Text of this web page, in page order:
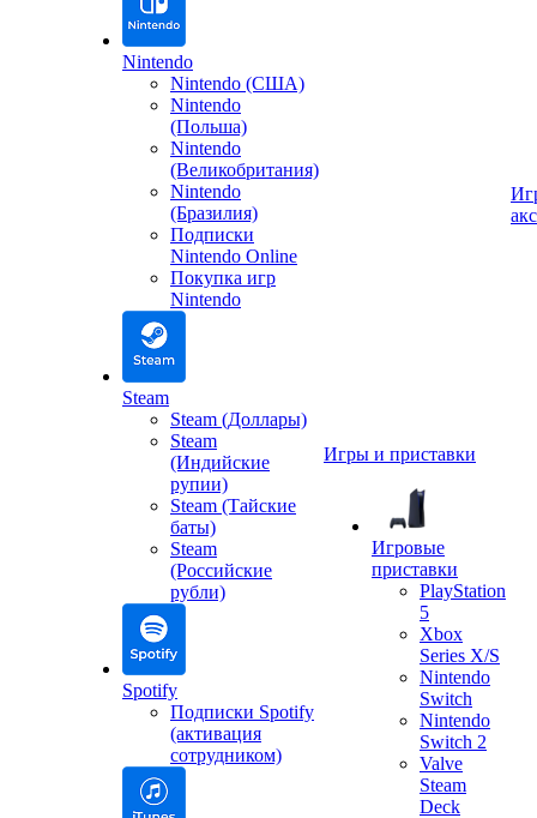
Nintendo
Nintendo (США)
Nintendo
(Польша)
Nintendo
(Великобритания)
Nintendo
(Бразилия)
Подписки
Nintendo Online
Покупка игр
Nintendo
Steam
Steam (Доллары)
Steam
(Индийские
рупии)
Steam (Тайские
баты)
Steam
(Российские
рубли)
Spotify
Подписки Spotify
(активация
сотрудником)
Игры и приставки
Игровые
приставки
PlayStation
5
Xbox
Series X/S
Nintendo
Switch
Nintendo
Switch 2
Valve
Steam
Deck